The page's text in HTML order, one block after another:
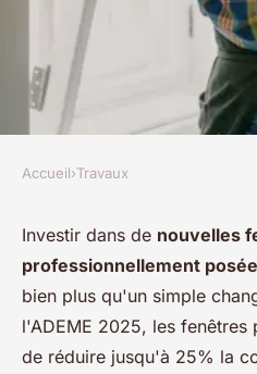
Installation de
Mougins :
et écologique !
Louise•16 octobre 2025•5 min
Accueil›Travaux
Investir dans de nouvelles
professionnellement
bien plus qu'un simple
l'ADEME 2025, les
de réduire jusqu'à 25% la